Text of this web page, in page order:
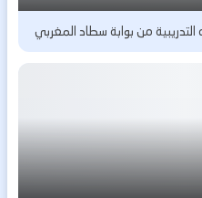
من بوابة سطاد المغربي